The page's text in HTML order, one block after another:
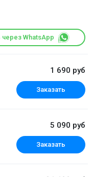
через WhatsApp
1 690 руб
Заказать
5 090 руб
Заказать